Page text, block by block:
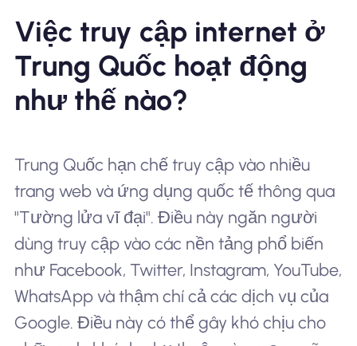
Việc truy cập internet ở
Trung Quốc hoạt động
như thế nào?
Trung Quốc hạn chế truy cập vào nhiều
trang web và ứng dụng quốc tế thông qua
"Tường lửa vĩ đại". Điều này ngăn người
dùng truy cập vào các nền tảng phổ biến
như Facebook, Twitter, Instagram, YouTube,
WhatsApp và thậm chí cả các dịch vụ của
Google. Điều này có thể gây khó chịu cho